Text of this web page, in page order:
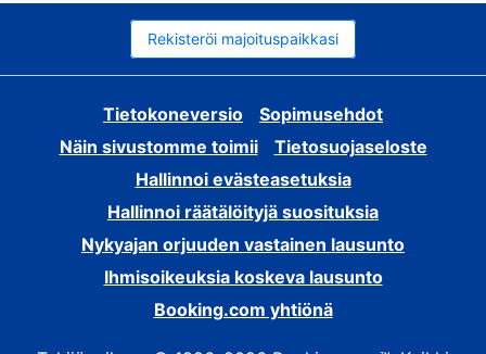
Rekisteröi majoituspaikkasi
Tietokoneversio
Sopimusehdot
Näin sivustomme toimii
Tietosuojaseloste
Hallinnoi evästeasetuksia
Hallinnoi räätälöityjä suosituksia
Nykyajan orjuuden vastainen lausunto
Ihmisoikeuksia koskeva lausunto
Booking.com yhtiönä